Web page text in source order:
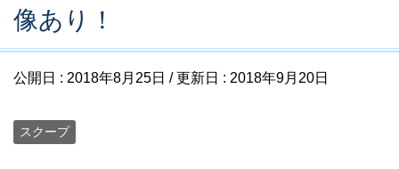
像あり！
公開日 : 2018年8月25日 / 更新日 : 2018年9月20日
スクープ